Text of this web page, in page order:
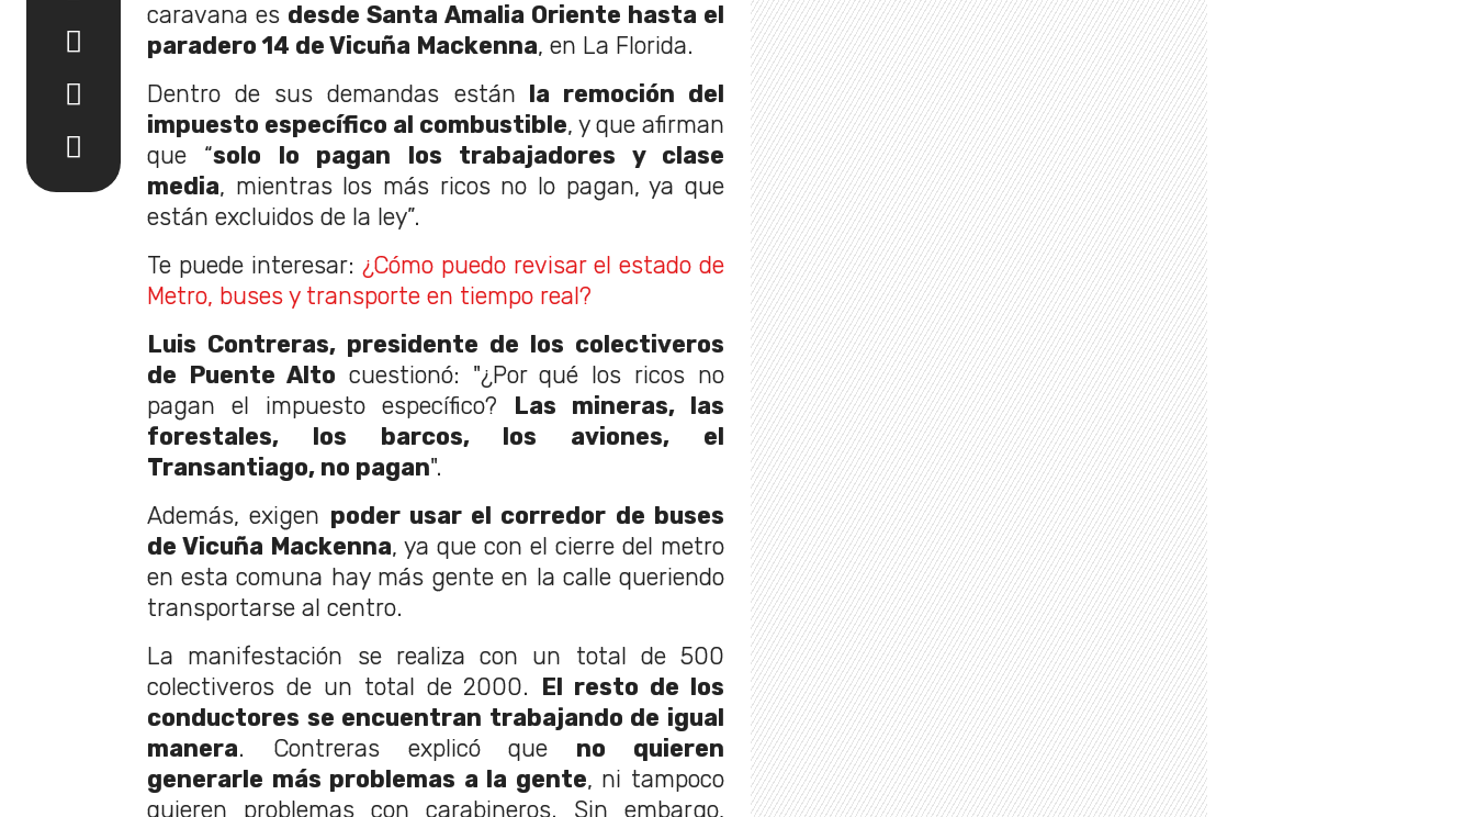
caravana es desde Santa Amalia Oriente hasta el
paradero 14 de Vicuña Mackenna, en La Florida.
Dentro de sus demandas están la remoción del
impuesto específico al combustible, y que afirman
que “solo lo pagan los trabajadores y clase
media, mientras los más ricos no lo pagan, ya que
están excluidos de la ley”.
Te puede interesar: ¿Cómo puedo revisar el estado de
Metro, buses y transporte en tiempo real?
Luis Contreras, presidente de los colectiveros
de Puente Alto cuestionó: "¿Por qué los ricos no
pagan el impuesto específico? Las mineras, las
forestales, los barcos, los aviones, el
Transantiago, no pagan".
Además, exigen poder usar el corredor de buses
de Vicuña Mackenna, ya que con el cierre del metro
en esta comuna hay más gente en la calle queriendo
transportarse al centro.
La manifestación se realiza con un total de 500
colectiveros de un total de 2000. El resto de los
conductores se encuentran trabajando de igual
manera. Contreras explicó que no quieren
generarle más problemas a la gente, ni tampoco
quieren problemas con carabineros. Sin embargo,